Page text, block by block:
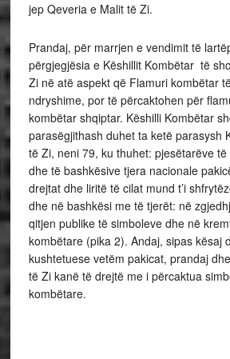
jep Qeveria e Malit të Zi.
Prandaj, për marrjen e vendimit të
përgjegjësia e Këshillit Kombëtar të
Zi në atë aspekt që Flamuri kombëtar
ndryshime, por të përcaktohen për
kombëtar shqiptar. Këshilli Kombëtar
parasëgjithash duhet ta ketë parasysh
të Zi, neni 79, ku thuhet: pjesëtarëve
dhe të bashkësive tjera nacionale
drejtat dhe liritë të cilat mund t’i
dhe në bashkësi me të tjerët: në
qitjen publike të simboleve dhe në
kombëtare (pika 2). Andaj, sipas kësaj
kushtetuese vetëm pakicat, prandaj
të Zi kanë të drejtë me i përcaktua
kombëtare.